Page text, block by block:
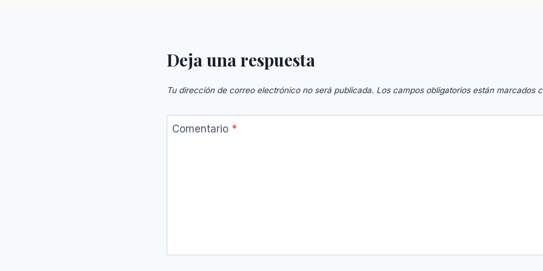
Deja una respuesta
Tu dirección de correo electrónico no será publicada. Los campos obligatorios están marcados
Comentario *